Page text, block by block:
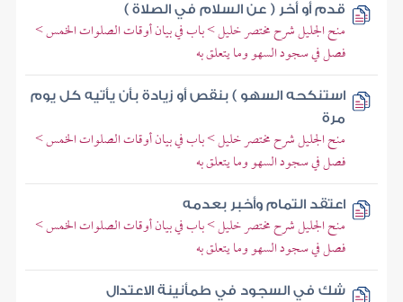
قدم أو أخر ( عن السلام في الصلاة )
منح الجليل شرح مختصر خليل > باب في بيان أوقات الصلوات الخمس >
فصل في سجود السهو وما يتعلق به
استنكحه السهو ) بنقص أو زيادة بأن يأتيه كل يوم
مرة
منح الجليل شرح مختصر خليل > باب في بيان أوقات الصلوات الخمس >
فصل في سجود السهو وما يتعلق به
اعتقد التمام وأخبر بعدمه
منح الجليل شرح مختصر خليل > باب في بيان أوقات الصلوات الخمس >
فصل في سجود السهو وما يتعلق به
شك في السجود في طمأنينة الاعتدال